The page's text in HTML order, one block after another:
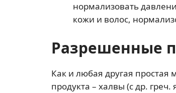
нормализовать
кожи и волос,
Разрешенные
Как и любая другая простая
продукта – халвы (с др.